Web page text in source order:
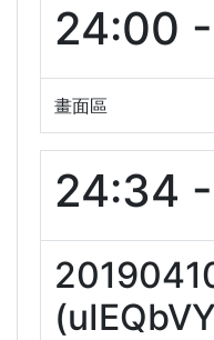
24:00
畫面區
24:34